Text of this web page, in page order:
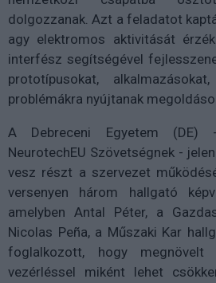
dolgozzanak. Azt a feladatot
agy elektromos aktivitását
interfész segítségével
prototípusokat,
problémákra nyújtanak
A Debreceni Egyetem
NeurotechEU Szövetségnek -
vesz részt a szervezet
versenyen három hallgató
amelyben Antal Péter, a
Nicolas Peña, a Műszaki Kar
foglalkozott, hogy megnövelt
vezérléssel miként lehet